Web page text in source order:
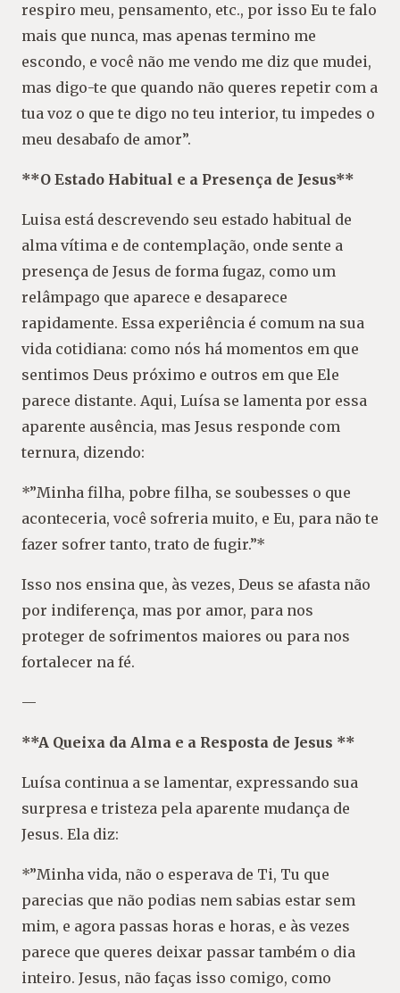
respiro meu, pensamento, etc., por isso Eu te falo
mais que nunca, mas apenas termino me
escondo, e você não me vendo me diz que mudei,
mas digo-te que quando não queres repetir com a
tua voz o que te digo no teu interior, tu impedes o
meu desabafo de amor”.
**O Estado Habitual e a Presença de Jesus**
Luisa está descrevendo seu estado habitual de
alma vítima e de contemplação, onde sente a
presença de Jesus de forma fugaz, como um
relâmpago que aparece e desaparece
rapidamente. Essa experiência é comum na sua
vida cotidiana: como nós há momentos em que
sentimos Deus próximo e outros em que Ele
parece distante. Aqui, Luísa se lamenta por essa
aparente ausência, mas Jesus responde com
ternura, dizendo:
*”Minha filha, pobre filha, se soubesses o que
aconteceria, você sofreria muito, e Eu, para não te
fazer sofrer tanto, trato de fugir.”*
Isso nos ensina que, às vezes, Deus se afasta não
por indiferença, mas por amor, para nos
proteger de sofrimentos maiores ou para nos
fortalecer na fé.
—
**A Queixa da Alma e a Resposta de Jesus **
Luísa continua a se lamentar, expressando sua
surpresa e tristeza pela aparente mudança de
Jesus. Ela diz:
*”Minha vida, não o esperava de Ti, Tu que
parecias que não podias nem sabias estar sem
mim, e agora passas horas e horas, e às vezes
parece que queres deixar passar também o dia
inteiro. Jesus, não faças isso comigo, como